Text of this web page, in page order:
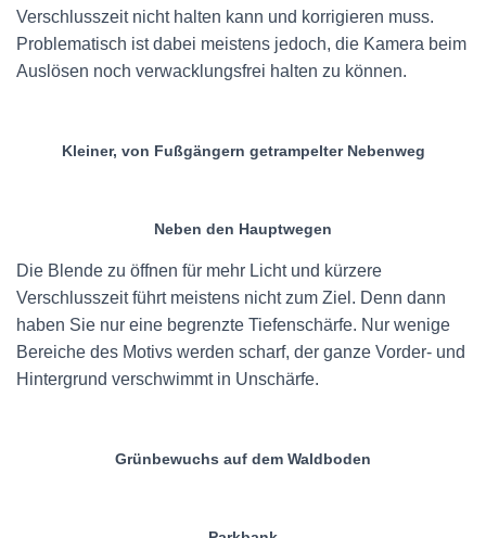
Verschlusszeit nicht halten kann und korrigieren muss.
Problematisch ist dabei meistens jedoch, die Kamera beim
Auslösen noch verwacklungsfrei halten zu können.
Kleiner, von Fußgängern getrampelter Nebenweg
Neben den Hauptwegen
Die Blende zu öffnen für mehr Licht und kürzere
Verschlusszeit führt meistens nicht zum Ziel. Denn dann
haben Sie nur eine begrenzte Tiefenschärfe. Nur wenige
Bereiche des Motivs werden scharf, der ganze Vorder- und
Hintergrund verschwimmt in Unschärfe.
Grünbewuchs auf dem Waldboden